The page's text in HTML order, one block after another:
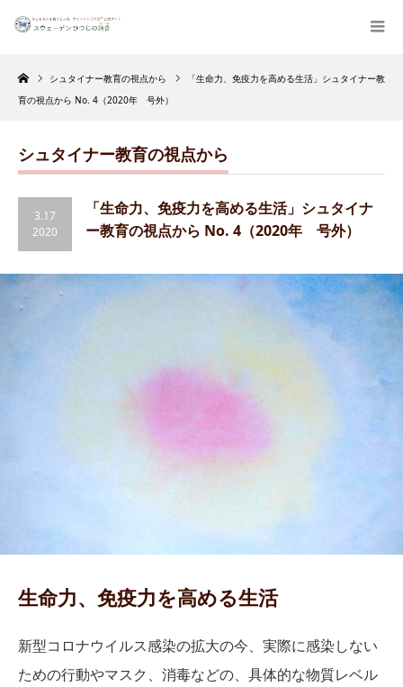
Home シュタイナー教育の視点から
「生命力、免疫力を高める生活」シュタイナー教
育の視点から No. 4（2020年 号外）
シュタイナー教育の視点から
3.17
2020
「生命力、免疫力を高める生活」シュタイナ
ー教育の視点から No. 4（2020年 号外）
生命力、免疫力を高める生活
新型コロナウイルス感染の拡大の今、実際に感染しない
ための行動やマスク、消毒などの、具体的な物質レベル